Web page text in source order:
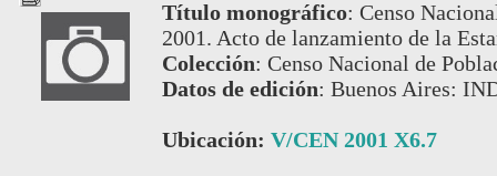
Título monográfico: Censo
2001. Acto de lanzamiento de la
Colección: Censo Nacional de
Datos de edición: Buenos Aires:
Ubicación: V/CEN 2001 X6.7